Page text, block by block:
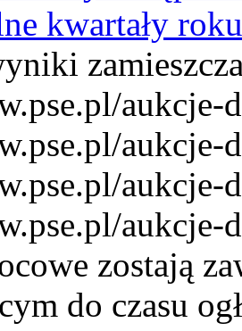
kwartały
aukcje-
aukcje-
aukcje-
aukcje-
zostają
do czasu